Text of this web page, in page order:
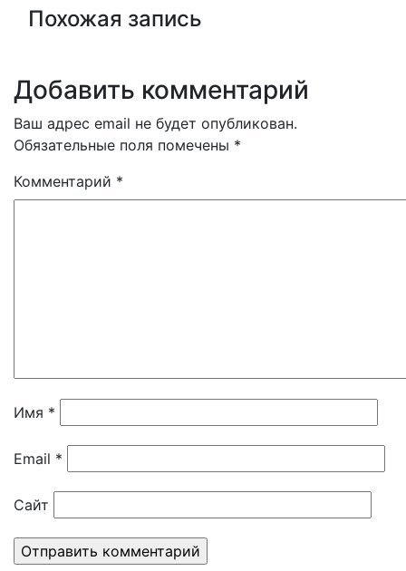
Похожая запись
Добавить комментарий
Ваш адрес email не будет опубликован.
Обязательные поля помечены *
Комментарий *
Имя *
Email *
Сайт